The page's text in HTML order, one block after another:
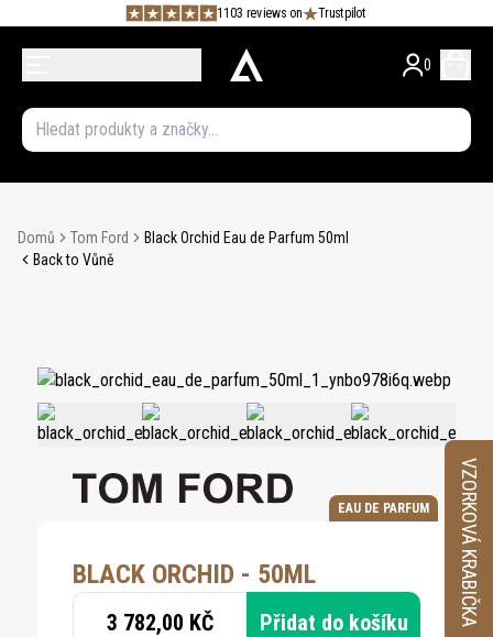
1103 reviews on Trustpilot
0
Domů Tom Ford
Black Orchid Eau de Parfum 50ml
Back to Vůně
EAU DE PARFUM
BLACK ORCHID - 50ML
3 782,00 KČ Přidat do košíku VZORKOVÁ KRABIČKA